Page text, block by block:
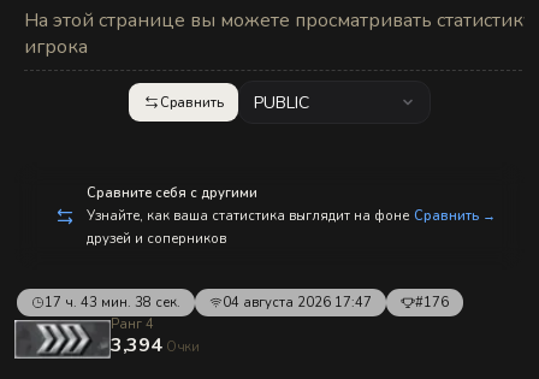
На этой странице вы можете просматривать статистику
игрока
Сравнить PUBLIC
Сравните себя с другими
Узнайте, как ваша статистика выглядит на фоне
друзей и соперников
Сравнить →
17 ч. 43 мин. 38 сек. 04 августа 2026 17:47
#176
Ранг 4
3,394 Очки
п
р
а
в